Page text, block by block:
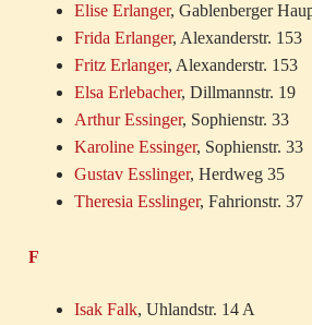
Elise Erlanger, Gablenberger
Frida Erlanger, Alexanderstr. 153
Fritz Erlanger, Alexanderstr. 153
Elsa Erlebacher, Dillmannstr. 19
Arthur Essinger, Sophienstr. 33
Karoline Essinger, Sophienstr. 33
Gustav Esslinger, Herdweg 35
Theresia Esslinger, Fahrionstr. 37
F
Isak Falk, Uhlandstr. 14 A